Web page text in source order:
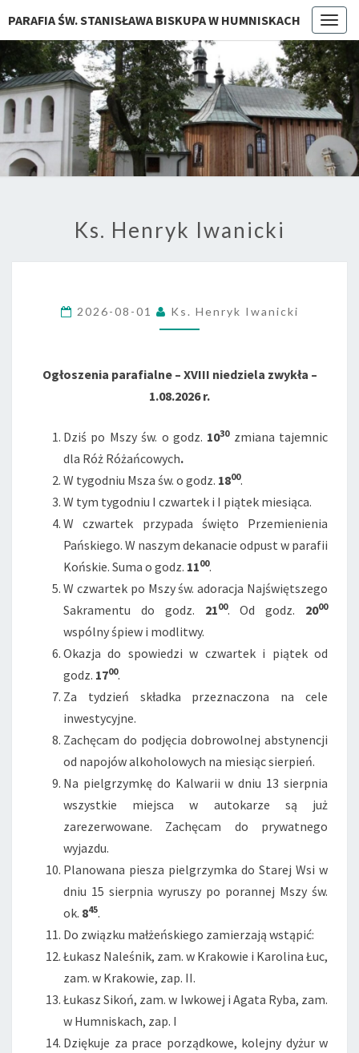
PARAFIA ŚW. STANISŁAWA BISKUPA W HUMNISKACH
Ks. Henryk Iwanicki
2026-08-01 Ks. Henryk Iwanicki
Ogłoszenia parafialne – XVIII niedziela zwykła –
1.08.2026 r.
Dziś po Mszy św. o godz. 1030zmiana tajemnic
dla Róż Różańcowych.
W tygodniu Msza św. o godz. 1800.
W tym tygodniu I czwartek i I piątek miesiąca.
W czwartek przypada święto Przemienienia
Pańskiego. W naszym dekanacie odpust w parafii
Końskie. Suma o godz. 1100.
W czwartek po Mszy św. adoracja Najświętszego
Sakramentu do godz. 2100. Od godz. 2000
wspólny śpiew i modlitwy.
Okazja do spowiedzi w czwartek i piątek od
godz. 1700.
Za tydzień składka przeznaczona na cele
inwestycyjne.
Zachęcam do podjęcia dobrowolnej abstynencji
od napojów alkoholowych na miesiąc sierpień.
Na pielgrzymkę do Kalwarii w dniu 13 sierpnia
wszystkie miejsca w autokarze są już
zarezerwowane. Zachęcam do prywatnego
wyjazdu.
Planowana piesza pielgrzymka do Starej Wsi w
dniu 15 sierpnia wyruszy po porannej Mszy św.
ok. 845.
Do związku małżeńskiego zamierzają wstąpić:
Łukasz Naleśnik, zam. w Krakowie i Karolina Łuc,
zam. w Krakowie, zap. II.
Łukasz Sikoń, zam. w Iwkowej i Agata Ryba, zam.
w Humniskach, zap. I
Dziękuje za prace porządkowe, kolejny dyżur w